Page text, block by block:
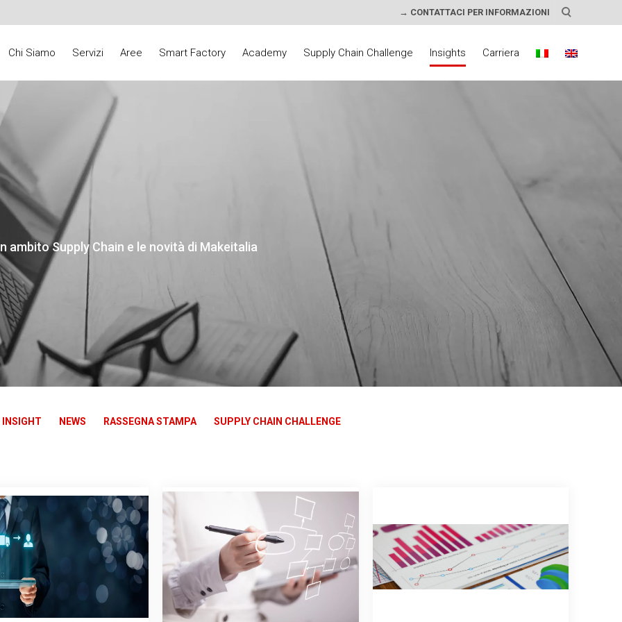
→ CONTATTACI PER INFORMAZIONI
Chi Siamo Servizi Aree Smart Factory Academy Supply Chain Challenge Insights Carriera
Supply Chain e le novità di Makeitalia
INSIGHT NEWS RASSEGNA STAMPA SUPPLY CHAIN CHALLENGE